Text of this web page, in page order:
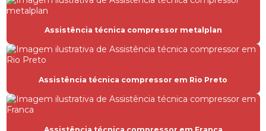
Compressor de ar hospitalar
Compressor de ar industrial
Compressor de ar industrial parafuso
Compressor de ar parafuso
Assistência técnica compressor metalplan
Assistência técnica compressor em Rio Preto